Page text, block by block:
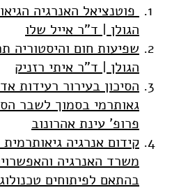
פוטנציאל האנרגיה
הגולן | ד"ר אייל שלו
שפיעות חום והיסטוריה
הגולן | ד"ר איתי רזניק
הסיכון בעירור רעידות
גאותרמי בסמוך לשבר
פרופ' עינת אהרונוב
קידום אנרגיה
משרד האנרגיה
בהתאם לפיתוחים